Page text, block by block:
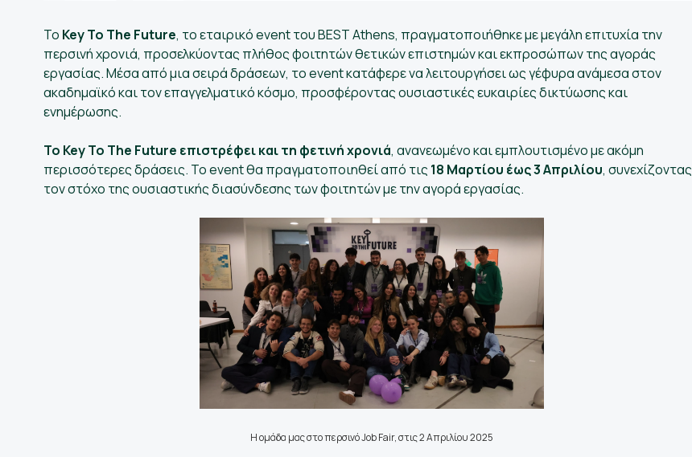
Το Key To The Future, το εταιρικό event του BEST Athens, πραγματοποιήθηκε με μεγάλη επιτυχία την
περσινή χρονιά, προσελκύοντας πλήθος φοιτητών θετικών επιστημών και εκπροσώπων της αγοράς
εργασίας. Μέσα από μια σειρά δράσεων, το event κατάφερε να λειτουργήσει ως γέφυρα ανάμεσα στον
ακαδημαϊκό και τον επαγγελματικό κόσμο, προσφέροντας ουσιαστικές ευκαιρίες δικτύωσης και
ενημέρωσης.
Το Key To The Future επιστρέφει και τη φετινή χρονιά, ανανεωμένο και εμπλουτισμένο με ακόμη
περισσότερες δράσεις. Το event θα πραγματοποιηθεί από τις 18 Μαρτίου έως 3 Απριλίου, συνεχίζοντας
τον στόχο της ουσιαστικής διασύνδεσης των φοιτητών με την αγορά εργασίας.
Η ομάδα μας στο περσινό Job Fair, στις 2 Απριλίου 2025